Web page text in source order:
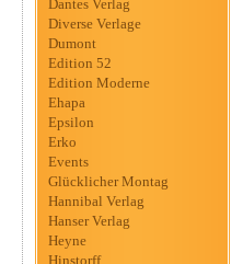
Dantes Verlag
Diverse Verlage
Dumont
Edition 52
Edition Moderne
Ehapa
Epsilon
Erko
Events
Glücklicher Montag
Hannibal Verlag
Hanser Verlag
Heyne
Hinstorff